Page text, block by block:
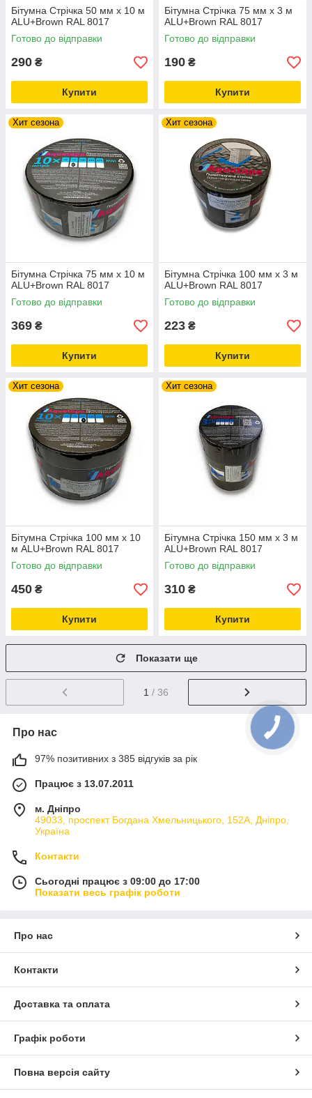
Бітумна Стрічка 50 мм х 10 м
ALU+Brown RAL 8017
Готово до відправки
290 ₴
Купити
Бітумна Стрічка 75 мм х 3 м
ALU+Brown RAL 8017
Готово до відправки
190 ₴
Купити
Хит сезона
Бітумна Стрічка 75 мм х 10 м
ALU+Brown RAL 8017
Готово до відправки
369 ₴
Купити
Хит сезона
Бітумна Стрічка 100 мм х 3 м
ALU+Brown RAL 8017
Готово до відправки
223 ₴
Купити
Хит сезона
Бітумна Стрічка 100 мм х 10
м ALU+Brown RAL 8017
Готово до відправки
450 ₴
Купити
Хит сезона
Бітумна Стрічка 150 мм х 3 м
ALU+Brown RAL 8017
Готово до відправки
310 ₴
Купити
Показати ще
1 / 36
Про нас
97% позитивних з 385 відгуків за рік
Працює з 13.07.2011
м. Дніпро
49033, проспект Богдана Хмельницького, 152А, Дніпро,
Україна
Контакти
Сьогодні працює з 09:00 до 17:00
Показати весь графік роботи
Про нас
Контакти
Доставка та оплата
Графік роботи
Повна версія сайту